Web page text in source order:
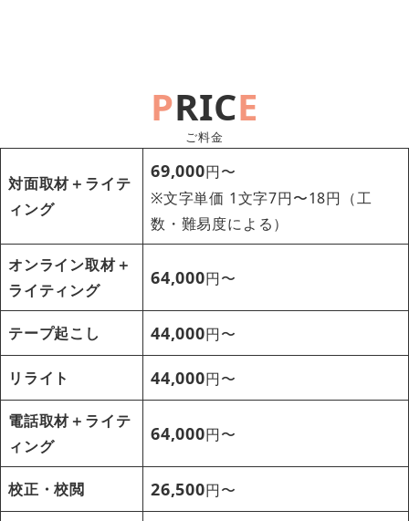
PRICE
ご料金
対面取材＋ライテ
ィング
69,000円〜
※文字単価 1文字7円〜18円（工
数・難易度による）
オンライン取材＋
ライティング
64,000円〜
テープ起こし 44,000円〜
リライト 44,000円〜
電話取材＋ライテ
ィング
64,000円〜
校正・校閲 26,500円〜